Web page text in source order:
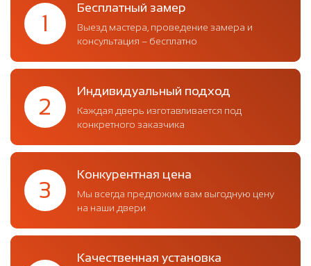
1
Бесплатный замер
Выезд мастера, проведение замера и
консультация – бесплатно
2
Индивидуальный подход
Каждая дверь изготавливается под
конкретного заказчика
3
Конкурентная цена
Мы всегда предложим вам выгодную цену
на наши двери
Качественная установка